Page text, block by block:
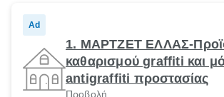
Ad
1. ΜΑΡΤΖΕΤ ΕΛΛΑΣ-
καθαρισμού graffiti και
antigraffiti προστασίας
Προβολή